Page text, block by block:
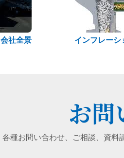
会社全景 インフレーシ
お問
各種お問い合わせ、ご相談、資料